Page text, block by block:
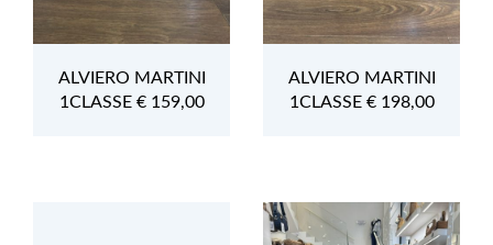
ALVIERO MARTINI
1CLASSE € 159,00
ALVIERO MARTINI
1CLASSE € 198,00